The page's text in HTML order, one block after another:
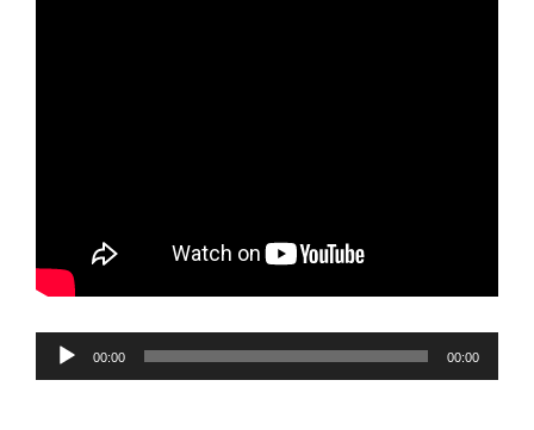
Reproductor
00:00 00:00